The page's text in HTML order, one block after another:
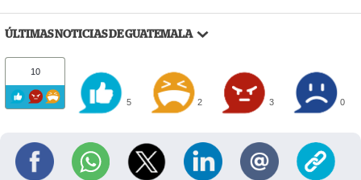
ÚLTIMAS NOTICIAS DE GUATEMALA
10
5 2 3 0